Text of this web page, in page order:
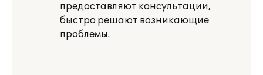
предоставляют консультации,
быстро решают возникающие
проблемы.